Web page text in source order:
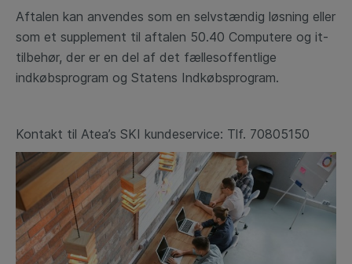
Aftalen kan anvendes som en selvstændig løsning eller
som et supplement til aftalen 50.40 Computere og it-
tilbehør, der er en del af det fællesoffentlige
indkøbsprogram og Statens Indkøbsprogram.
Kontakt til Atea’s SKI kundeservice: Tlf. 70805150​